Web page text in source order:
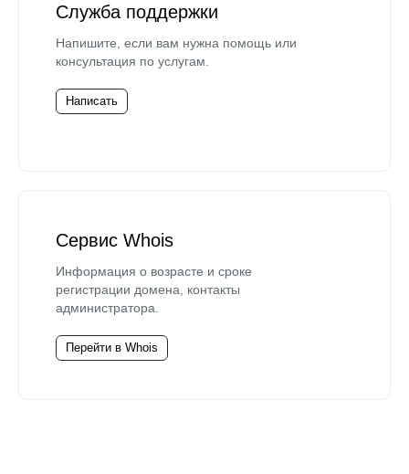
Служба поддержки
Напишите, если вам нужна помощь или
консультация по услугам.
Написать
Сервис Whois
Информация о возрасте и сроке
регистрации домена, контакты
администратора.
Перейти в Whois